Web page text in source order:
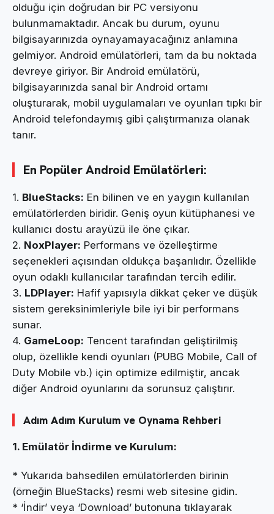
olduğu için doğrudan bir PC versiyonu
bulunmamaktadır. Ancak bu durum, oyunu
bilgisayarınızda oynayamayacağınız anlamına
gelmiyor. Android emülatörleri, tam da bu noktada
devreye giriyor. Bir Android emülatörü,
bilgisayarınızda sanal bir Android ortamı
oluşturarak, mobil uygulamaları ve oyunları tıpkı bir
Android telefondaymış gibi çalıştırmanıza olanak
tanır.
En Popüler Android Emülatörleri:
1. BlueStacks: En bilinen ve en yaygın kullanılan
emülatörlerden biridir. Geniş oyun kütüphanesi ve
kullanıcı dostu arayüzü ile öne çıkar.
2. NoxPlayer: Performans ve özelleştirme
seçenekleri açısından oldukça başarılıdır. Özellikle
oyun odaklı kullanıcılar tarafından tercih edilir.
3. LDPlayer: Hafif yapısıyla dikkat çeker ve düşük
sistem gereksinimleriyle bile iyi bir performans
sunar.
4. GameLoop: Tencent tarafından geliştirilmiş
olup, özellikle kendi oyunları (PUBG Mobile, Call of
Duty Mobile vb.) için optimize edilmiştir, ancak
diğer Android oyunlarını da sorunsuz çalıştırır.
Adım Adım Kurulum ve Oynama Rehberi
1. Emülatör İndirme ve Kurulum:
* Yukarıda bahsedilen emülatörlerden birinin
(örneğin BlueStacks) resmi web sitesine gidin.
* ‘İndir’ veya ‘Download’ butonuna tıklayarak